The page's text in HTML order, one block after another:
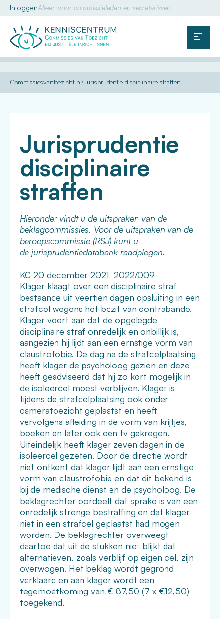
Commissie
Menu
InloggenAlleen voor commissieleden en secretarissen
U
hier:
Commissiesvantoezicht.nl
Kennis
Dossiers
Disciplinaire
Jurisprudentie disciplinaire straffen
Jurisprudentie
disciplinaire
straffen
Hieronder vindt u de uitspraken van de
beklagcommissies. Voor de uitspraken van de
beroepscommissie (RSJ) kunt u
de jurisprudentiedatabank raadplegen.
KC 20 december 2021, 2022/009
Klager klaagt over een disciplinaire straf
bestaande uit veertien dagen opsluiting in een
strafcel wegens het bezit van contrabande.
Klager voert aan dat de opgelegde
disciplinaire straf onredelijk en onbillijk is,
aangezien hij lijdt aan een ernstige vorm van
claustrofobie. De dag na de strafcelplaatsing
heeft klager de psycholoog gezien en deze
heeft geadviseerd dat hij zo kort mogelijk in
de isoleercel moest verblijven. Klager is
tijdens de strafcelplaatsing ook onder
cameratoezicht geplaatst en heeft
vervolgens afleiding in de vorm van krijtjes,
boeken en later ook een tv gekregen.
Uiteindelijk heeft klager zeven dagen in de
isoleercel gezeten. Door de directie wordt
niet ontkent dat klager lijdt aan een ernstige
vorm van claustrofobie en dat dit bekend is
bij de medische dienst en de psycholoog. De
beklagrechter oordeelt dat sprake is van een
onredelijk strenge bestraffing en dat klager
niet in een strafcel geplaatst had mogen
worden. De beklagrechter overweegt
daartoe dat uit de stukken niet blijkt dat
alternatieven, zoals verblijf op eigen cel, zijn
overwogen. Het beklag wordt gegrond
verklaard en aan klager wordt een
tegemoetkoming van € 87,50 (7 x €12,50)
toegekend.